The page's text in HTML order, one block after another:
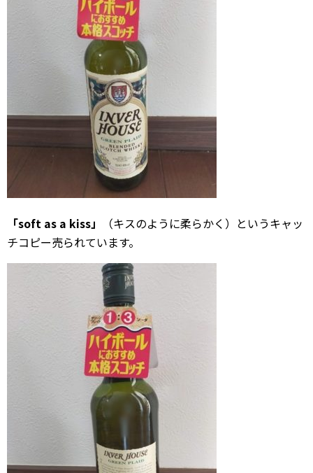
「soft as a kiss」
（キスのように柔らかく）というキャッ
チコピー売られています。